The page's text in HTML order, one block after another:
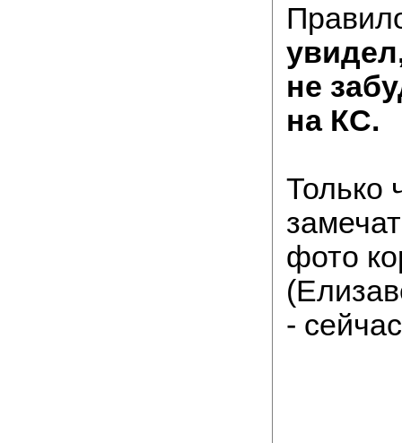
не
на КС.
Только
фото
-